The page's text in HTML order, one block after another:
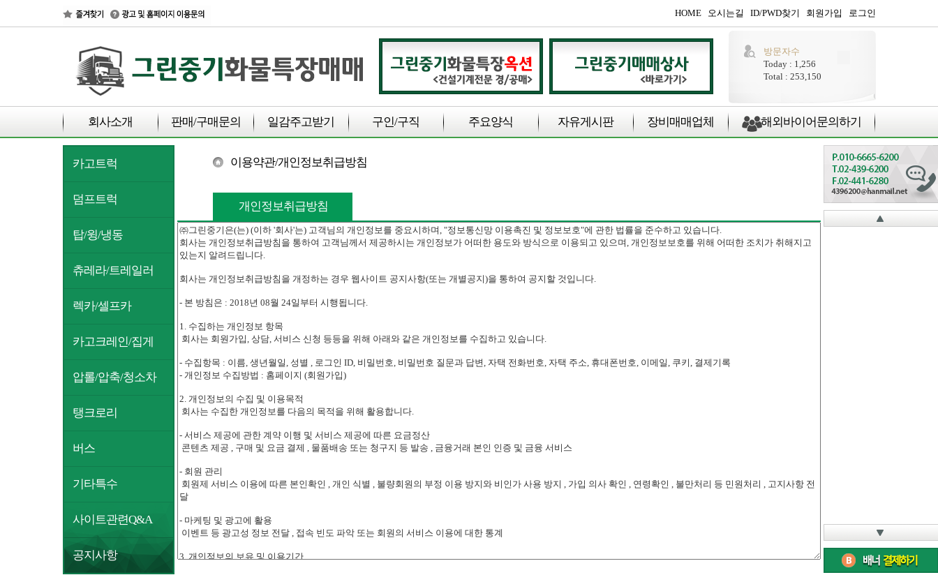
HOME 오시는길 ID/PWD찾기 회원가입 로그인
방문자수
Today : 1,256
Total : 253,150
회사소개 판매/구매문의 일감주고받기 구인/구직 주요양식 자유게시판 장비매매업체 해외바이어문의하기
카고트럭
덤프트럭
탑/윙/냉동
츄레라/트레일러
렉카/셀프카
카고크레인/집게
압롤/압축/청소차
탱크로리
버스
기타특수
사이트관련Q&A
공지사항
이용약관/개인정보취급방침
개인정보취급방침